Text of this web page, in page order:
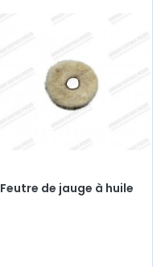
Feutre de jauge à huile